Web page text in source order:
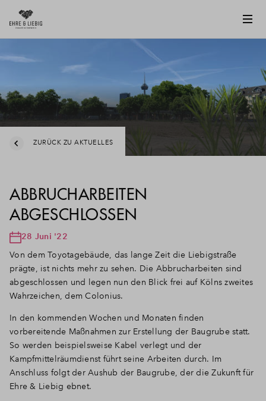
ZURÜCK ZU AKTUELLES
ABBRUCHARBEITEN
ABGESCHLOSSEN
28 Juni '22
Von dem Toyotagebäude, das lange Zeit die Liebigstraße
prägte, ist nichts mehr zu sehen. Die Abbrucharbeiten sind
abgeschlossen und legen nun den Blick frei auf Kölns zweites
Wahrzeichen, dem Colonius.
In den kommenden Wochen und Monaten finden
vorbereitende Maßnahmen zur Erstellung der Baugrube statt.
So werden beispielsweise Kabel verlegt und der
Kampfmittelräumdienst führt seine Arbeiten durch. Im
Anschluss folgt der Aushub der Baugrube, der die Zukunft für
Ehre & Liebig ebnet.